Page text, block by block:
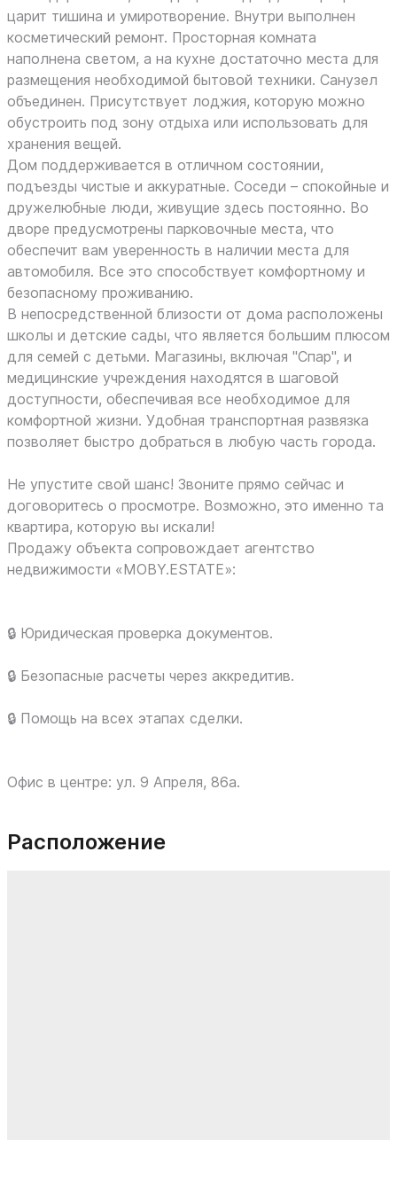
царит тишина и умиротворение. Внутри выполнен
косметический ремонт. Просторная комната
наполнена светом, а на кухне достаточно места для
размещения необходимой бытовой техники. Санузел
объединен. Присутствует лоджия, которую можно
обустроить под зону отдыха или использовать для
хранения вещей.
Дом поддерживается в отличном состоянии,
подъезды чистые и аккуратные. Соседи – спокойные и
дружелюбные люди, живущие здесь постоянно. Во
дворе предусмотрены парковочные места, что
обеспечит вам уверенность в наличии места для
автомобиля. Все это способствует комфортному и
безопасному проживанию.
В непосредственной близости от дома расположены
школы и детские сады, что является большим плюсом
для семей с детьми. Магазины, включая "Спар", и
медицинские учреждения находятся в шаговой
доступности, обеспечивая все необходимое для
комфортной жизни. Удобная транспортная развязка
позволяет быстро добраться в любую часть города.
Не упустите свой шанс! Звоните прямо сейчас и
договоритесь о просмотре. Возможно, это именно та
квартира, которую вы искали!
Продажу объекта сопровождает агентство
недвижимости «MOBY.ESTATE»:
🔒 Юридическая проверка документов.
🔒 Безопасные расчеты через аккредитив.
🔒 Помощь на всех этапах сделки.
Офис в центре: ул. 9 Апреля, 86а.
Расположение